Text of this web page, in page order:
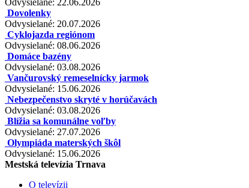
Dovolenky
Odvysielané: 20.07.2026
Cyklojazda regiónom
Odvysielané: 08.06.2026
Domáce bazény
Odvysielané: 03.08.2026
Vančurovský remeselnícky jarmok
Odvysielané: 15.06.2026
Nebezpečenstvo skryté v horúčavách
Odvysielané: 03.08.2026
Blížia sa komunálne voľby
Odvysielané: 27.07.2026
Olympiáda materských škôl
Odvysielané: 15.06.2026
Mestská televízia Trnava
O televízii